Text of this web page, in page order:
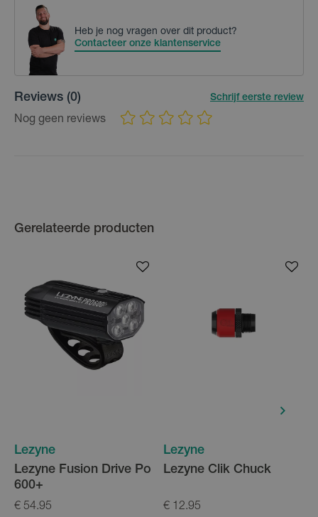
Heb je nog vragen over dit product?
Contacteer onze klantenservice
Reviews (0) Schrijf eerste review
Nog geen reviews
Gerelateerde producten
Lezyne
Lezyne Fusion Drive Po
600+
€ 54.95
Lezyne
Lezyne Clik Chuck
€ 12.95